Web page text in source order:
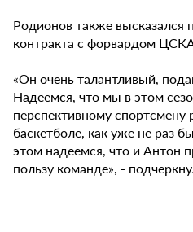
Родионов также высказался
контракта с форвардом
«Он очень талантливый,
Надеемся, что мы в этом
перспективному
баскетболе, как уже не раз
этом надеемся, что и Антон
пользу команде», -